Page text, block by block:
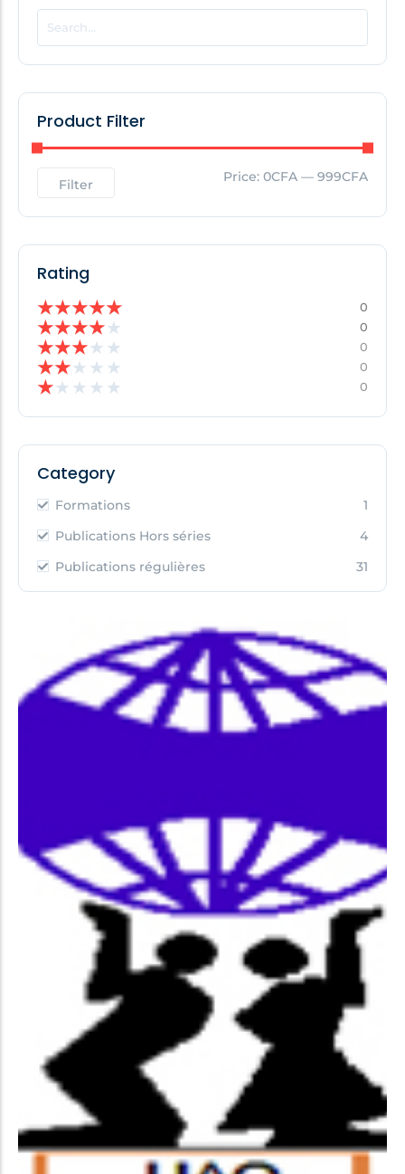
POPULAR THIS WEEK
No Posts Found!
No Posts Found!
Product Filter
Filter Price: 0CFA — 999CFA
Rating
★★★★★ 0
★★★★★ 0
★★★★ ★ 0
★★★ ★ ★ 0
★★ ★ ★ ★ 0
Category
Formations
1
Publications Hors séries
4
Publications régulières
31